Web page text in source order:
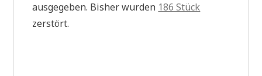
ausgegeben. Bisher wurden 186 Stück
zerstört.